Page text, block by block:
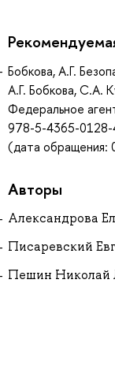
Бобкова, А.Г.
А.Г. Бобкова, С.А.
Федеральное
978-5-4365-
(дата обращения:
Авторы
Александрова
Писаревский
Пешин Николай